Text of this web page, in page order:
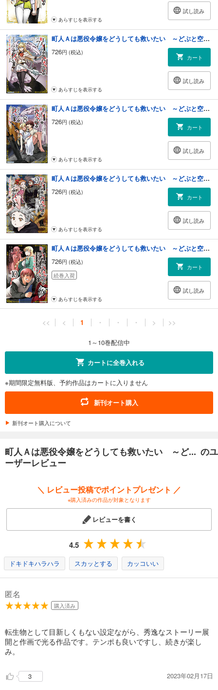
試し読み
あらすじを表示する
町人Ａは悪役令嬢をどうしても救いたい ～どぶと空と氷の姫君～７【電子書店共通特典イラスト付】
726円 (税込)
カート
試し読み
あらすじを表示する
町人Ａは悪役令嬢をどうしても救いたい ～どぶと空と氷の姫君～８【電子書店共通特典イラスト付】
726円 (税込)
カート
試し読み
あらすじを表示する
町人Ａは悪役令嬢をどうしても救いたい ～どぶと空と氷の姫君～９【電子書店共通特典イラスト付】
726円 (税込)
カート
試し読み
あらすじを表示する
町人Ａは悪役令嬢をどうしても救いたい ～どぶと空と氷の姫君～１０【電子書店共通特典イラスト付】
726円 (税込)
続巻入荷
カート
試し読み
あらすじを表示する
<< < 1 ・ ・ ・ > >>
1～10巻配信中
カートに全巻入れる
※期間限定無料版、予約作品はカートに入りません
新刊オート購入
新刊オート購入について
町人Ａは悪役令嬢をどうしても救いたい ～ど... のユ
ーザーレビュー
＼ レビュー投稿でポイントプレゼント ／
※購入済みの作品が対象となります
レビューを書く
4.5
ドキドキハラハラ スカッとする カッコいい
匿名
購入済み
転生物として目新しくもない設定ながら、秀逸なストーリー展
開と作画で光る作品です。テンポも良いですし、続きが楽し
み。
3 2023年02月17日